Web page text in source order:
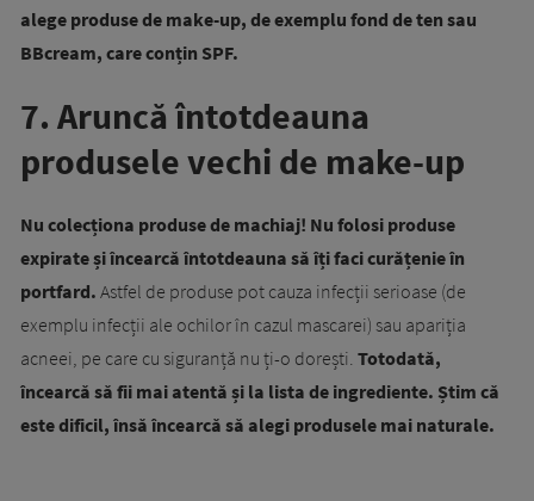
alege produse de make-up, de exemplu fond de ten sau
BBcream, care conțin SPF.
7. Aruncă întotdeauna
produsele vechi de make-up
Nu colecționa produse de machiaj! Nu folosi produse
expirate și încearcă întotdeauna să îți faci curățenie în
portfard. Astfel de produse pot cauza infecții serioase (de
exemplu infecții ale ochilor în cazul mascarei) sau apariția
acneei, pe care cu siguranță nu ți-o dorești. Totodată,
încearcă să fii mai atentă și la lista de ingrediente. Știm că
este dificil, însă încearcă să alegi produsele mai naturale.